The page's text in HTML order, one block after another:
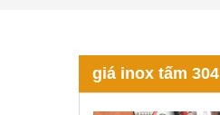
giá inox tấm 304